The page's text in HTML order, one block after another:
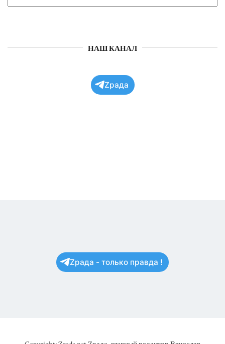
НАШ КАНАЛ
Zрада
Zрада - только правда !